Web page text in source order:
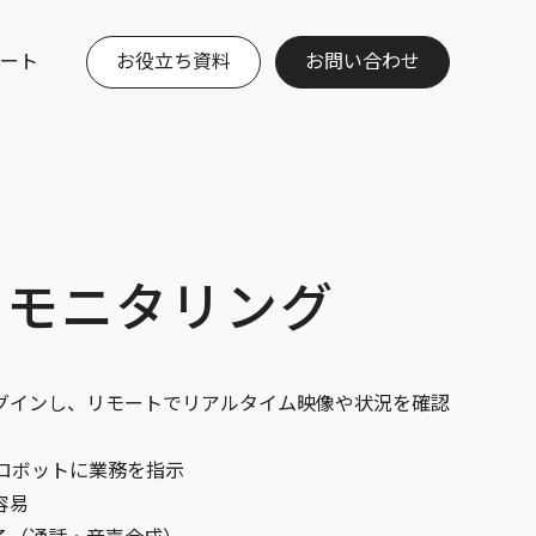
ト お役立ち資料 お問い合わせ
ニタリング
インし、リモートでリアルタイム映像や状況を確認
ボットに業務を指示
易